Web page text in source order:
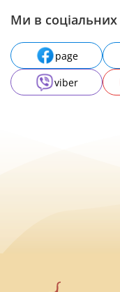
Ми в
page
viber